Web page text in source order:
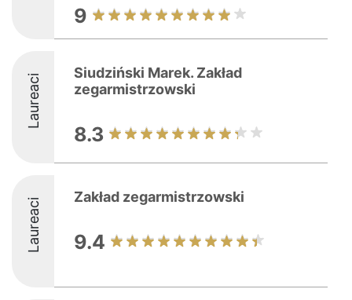
9
Laureaci
Siudziński Marek. Zakład
zegarmistrzowski
8.3
Laureaci Zakład zegarmistrzowski
9.4